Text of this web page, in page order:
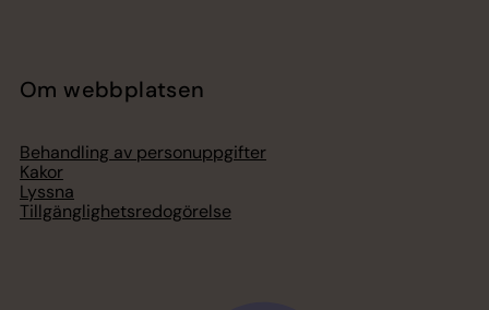
Om webbplatsen
Behandling av personuppgifter
Kakor
Lyssna
Tillgänglighetsredogörelse